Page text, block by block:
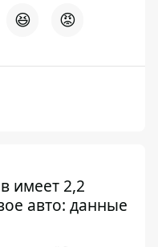
😆 😡
имеет 2,2
авто: данные